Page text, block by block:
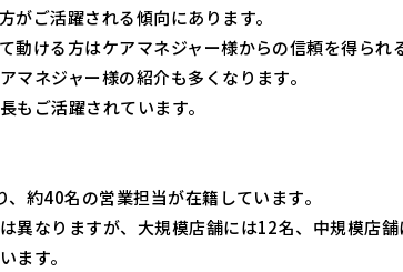
がご活躍される傾向にあります。
動ける方はケアマネジャー様からの信頼を得られ
マネジャー様の紹介も多くなります。
もご活躍されています。
約40名の営業担当が在籍しています。
異なりますが、大規模店舗には12名、中規模店
ます。